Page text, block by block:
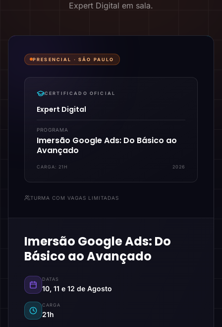
Expert Digital em sala.
PRESENCIAL ·SÃO PAULO
CERTIFICADO OFICIAL
Expert Digital
PROGRAMA
Imersão Google Ads: Do Básico ao
Avançado
CARGA: 21H 2026
TURMA COM VAGAS LIMITADAS
Imersão Google Ads: Do
Básico ao Avançado
DATAS
10, 11 e 12 de Agosto
CARGA
21h